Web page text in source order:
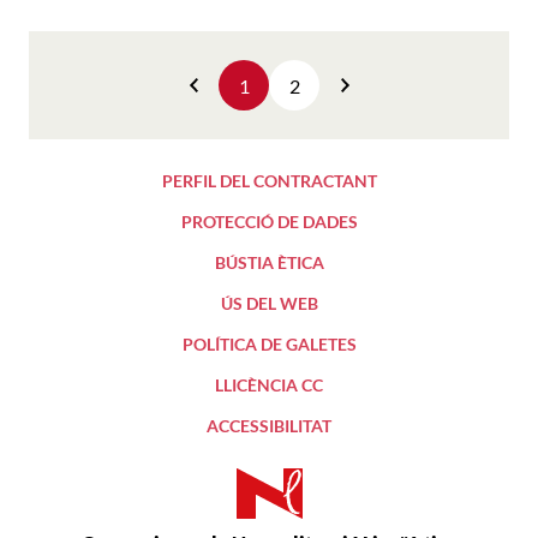
Anterior
1 2
PERFIL DEL CONTRACTANT
PROTECCIÓ DE DADES
BÚSTIA ÈTICA
ÚS DEL WEB
POLÍTICA DE GALETES
LLICÈNCIA CC
ACCESSIBILITAT